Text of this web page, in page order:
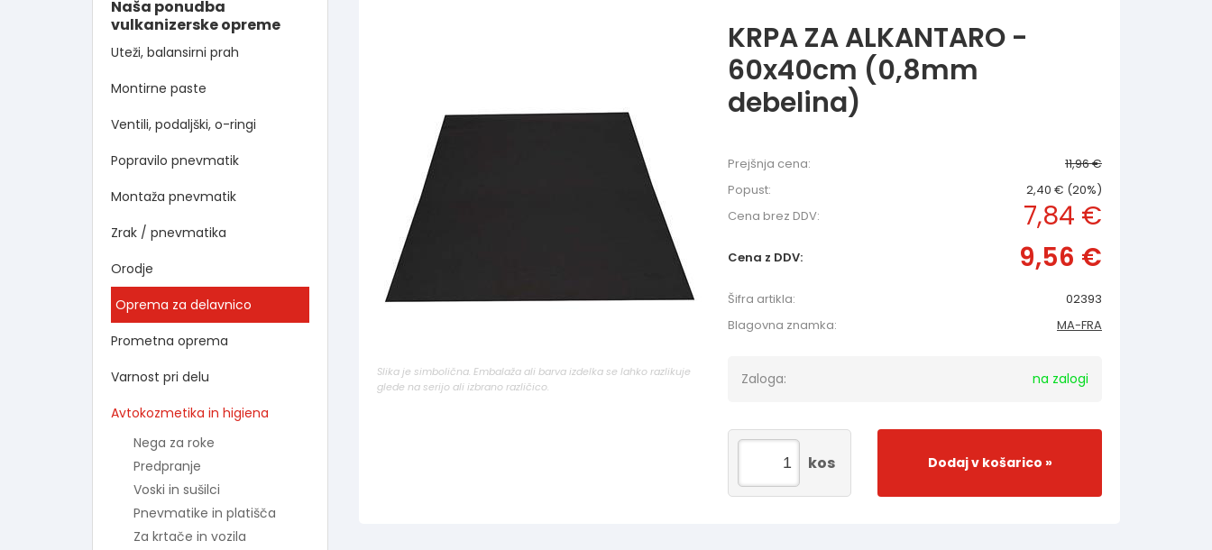
Naša ponudba
vulkanizerske opreme
Uteži, balansirni prah
Montirne paste
Ventili, podaljški, o-ringi
Popravilo pnevmatik
Montaža pnevmatik
Zrak / pnevmatika
Orodje
Oprema za delavnico
Prometna oprema
Varnost pri delu
Avtokozmetika in higiena
Nega za roke
Predpranje
Voski in sušilci
Pnevmatike in platišča
Za krtače in vozila
KRPA ZA ALKANTARO -
60x40cm (0,8mm
debelina)
Slika je simbolična. Embalaža ali barva izdelka se lahko razlikuje
glede na serijo ali izbrano različico.
Prejšnja cena:
11,96 €
Popust:
2,40 € (20%)
Cena brez DDV:
7,84 €
Cena z DDV: 9,56 €
Šifra artikla:
02393
Blagovna znamka:
MA-FRA
Zaloga: na zalogi
Dodaj v košarico
kos